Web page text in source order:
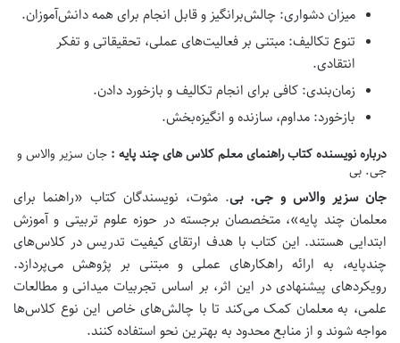
میزان دشواری: چالش‌برانگیز و قابل انجام برای همه دانش‌آموزان.
تنوع تکالیف: مبتنی بر فعالیت‌های عملی، تحقیقاتی و تفکر
انتقادی.
زمان‌بندی: کافی برای انجام تکالیف و بازخورد دادن.
بازخورد: مداوم، سازنده و انگیزه‌بخش.
درباره نویسنده کتاب راهنمای معلم کلاس های چند پایه : جان سزیر والاس و
جی. بی
جان سزیر والاس و جی. بی. مثوت، نویسندگان کتاب «راهنما برای
معلمان چند پایه»، متخصصان برجسته در حوزه علوم تربیتی و آموزش
ابتدایی هستند. این کتاب با هدف ارتقای کیفیت تدریس در کلاس‌های
چندپایه، به ارائه راهکارهای عملی و مبتنی بر پژوهش می‌پردازد.
رویکردهای پیشنهادی در این اثر، بر اساس تجربیات میدانی و مطالعات
علمی، به معلمان کمک می‌کند تا با چالش‌های خاص این نوع کلاس‌ها
مواجه شوند و از منابع محدود به بهترین نحو استفاده کنند.